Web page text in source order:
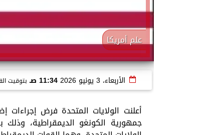
علم أمريكا
الأربعاء، 3 يونيو 2026 11:34 صـ بتوقيت
أعلنت الولايات المتحدة فرض إجراءات
جمهورية الكونغو الديمقراطية،